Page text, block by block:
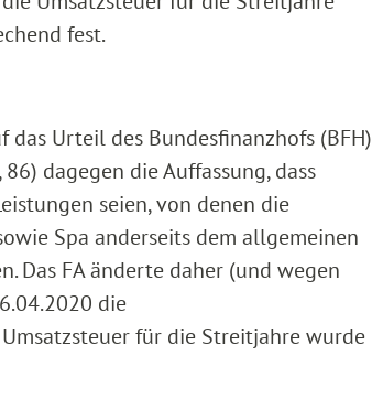
fest.
Urteil des Bundesfinanzhofs (BFH)
dagegen die Auffassung, dass
seien, von denen die
Spa anderseits dem allgemeinen
Das FA änderte daher (und wegen
die
für die Streitjahre wurde